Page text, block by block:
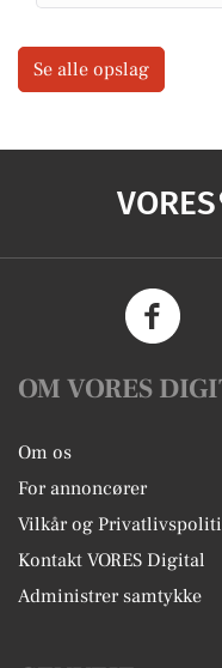
Se alle opslag
VORES
OM VORES
Om os
For annoncører
Vilkår og
Kontakt VORES Digital
Administrer samtykke